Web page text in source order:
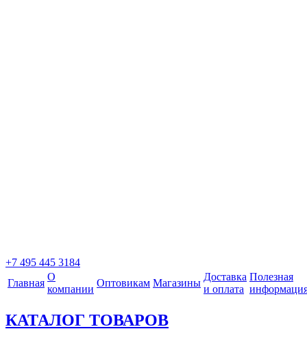
+7 495 445 3184
Главная
О
компании
Оптовикам Магазины
Доставка
и оплата
Полезная
КАТАЛОГ ТОВАРОВ